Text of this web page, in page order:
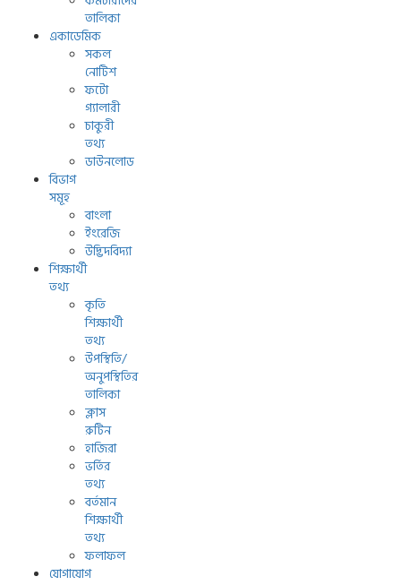
তালিকা
একাডেমিক
সকল
নোটিশ
ফটো
গ্যালারী
চাকুরী
তথ্য
ডাউনলোড
বিভাগ
সমূহ
বাংলা
ইংরেজি
উদ্ভিদবিদ্যা
শিক্ষার্থী
তথ্য
কৃতি
শিক্ষার্থী
তথ্য
উপস্থিতি/
অনুপস্থিতির
তালিকা
ক্লাস
রুটিন
হাজিরা
ভর্তির
তথ্য
বর্তমান
শিক্ষার্থী
তথ্য
ফলাফল
যোগাযোগ